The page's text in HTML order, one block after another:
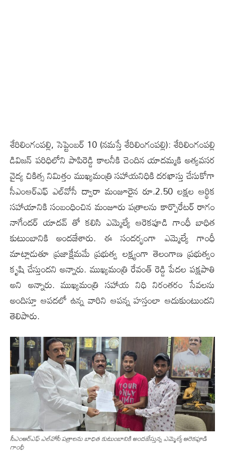
శేరిలింగంప‌ల్లి, సెప్టెంబ‌ర్ 10 (న‌మ‌స్తే శేరిలింగంప‌ల్లి): శేరిలింగంపల్లి
డివిజన్ పరిధిలోని పాపిరెడ్డి కాలనీకి చెందిన యాదమ్మకి అత్యవసర
వైద్య చికిత్స నిమిత్తం ముఖ్యమంత్రి సహాయనిధికి దరఖాస్తు చేసుకోగా
సీఎంఆర్ఎఫ్ ఎల్‌వోసీ ద్వారా మంజూరైన రూ.2.50 ల‌క్ష‌ల ఆర్థిక
సహాయానికి సంబంధించిన మంజూరు పత్రాల‌ను కార్పొరేటర్ రాగం
నాగేందర్ యాదవ్ తో కలిసి ఎమ్మెల్యే ఆరెకపూడి గాంధీ బాధిత
కుటుంబానికి అందజేశారు. ఈ సందర్భంగా ఎమ్మెల్యే గాంధీ
మాట్లాడుతూ ప్రజాక్షేమమే ప్రభుత్వ లక్ష్యంగా తెలంగాణ ప్రభుత్వం
కృషి చేస్తుందని అన్నారు. ముఖ్యమంత్రి రేవంత్ రెడ్డి పేదల పక్షపాతి
అని అన్నారు. ముఖ్యమంత్రి సహాయ నిధి నిరంతరం సేవలను
అందిస్తూ ఆపదలో ఉన్న వారిని ఆపన్న హస్తంలా ఆదుకుంటుందని
తెలిపారు.
సీఎంఆర్ఎఫ్ ఎల్‌వోసీ ప‌త్రాల‌ను బాధిత కుటుంబానికి అందజేస్తున్న ఎమ్మెల్యే ఆరెకపూడి
గాంధీ